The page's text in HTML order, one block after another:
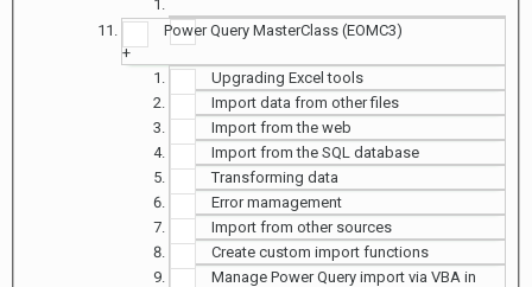
Power Query MasterClass (EOMC3)
+
Upgrading Excel tools
Import data from other files
Import from the web
Import from the SQL database
Transforming data
Error mamagement
Import from other sources
Create custom import functions
Manage Power Query import via VBA in